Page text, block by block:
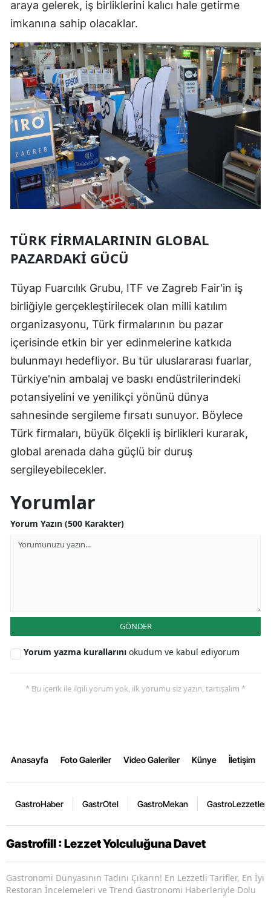
araya gelerek, iş birliklerini kalıcı hale getirme
imkanına sahip olacaklar.
TÜRK FIRMALARININ GLOBAL
PAZARDAKI GÜCÜ
Tüyap Fuarcılık Grubu, ITF ve Zagreb Fair'in iş
birliğiyle gerçekleştirilecek olan milli katılım
organizasyonu, Türk firmalarının bu pazar
içerisinde etkin bir yer edinmelerine katkıda
bulunmayı hedefliyor. Bu tür uluslararası fuarlar,
Türkiye'nin ambalaj ve baskı endüstrilerindeki
potansiyelini ve yenilikçi yönünü dünya
sahnesinde sergileme fırsatı sunuyor. Böylece
Türk firmaları, büyük ölçekli iş birlikleri kurarak,
global arenada daha güçlü bir duruş
sergileyebilecekler.
Yorumlar
Yorum Yazın (500 Karakter)
GÖNDER
Yorum yazma kurallarını okudum ve kabul ediyorum
* Bu içerik ile ilgili yorum yok, ilk yorumu siz yazın, tartışalım *
Anasayfa Foto Galeriler Video Galeriler Künye İletişim
GastroHaber GastrOtel GastroMekan GastroLezzetler
Gastrofill : Lezzet Yolculuğuna Davet
Gastronomi Dünyasının Tadını Çıkarın! En Lezzetli Tarifler, En İyi
Restoran İncelemeleri ve Trend Gastronomi Haberleriyle Dolu